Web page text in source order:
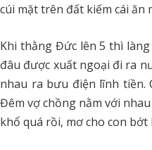
cúi mặt trên đất kiếm cái ăn
Khi thằng Đức lên 5 thì
đâu được xuất ngoại đi ra
nhau ra bưu điện lĩnh tiền.
Đêm vợ chồng nằm với
khổ quá rồi, mơ cho con